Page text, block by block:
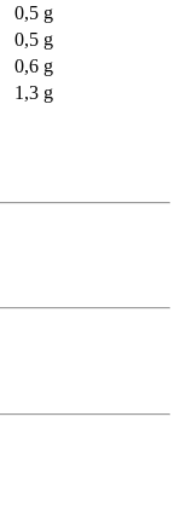
0,5 g
0,5 g
0,6 g
1,3 g